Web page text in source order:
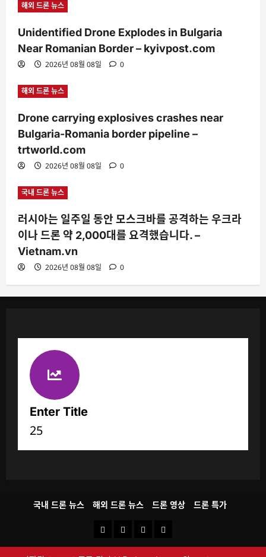
해외 드론 뉴스
Unidentified Drone Explodes in Bulgaria
Near Romanian Border – kyivpost.com
2026년 08월 08일 0
해외 드론 뉴스
Drone carrying explosives crashes near
Bulgaria-Romania border pipeline –
trtworld.com
2026년 08월 08일 0
국내 드론 뉴스
러시아는 일주일 동안 모스크바를 공격하는 우크라
이나 드론 약 2,000대를 요격했습니다. –
Vietnam.vn
2026년 08월 08일 0
Enter Title
25
국내 드론 뉴스 해외 드론 뉴스 드론 영상 드론 특가
국
내
해
외
드
론
드
론